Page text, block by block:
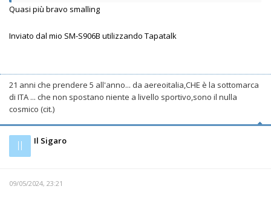
Quasi più bravo smalling
Inviato dal mio SM-S906B utilizzando Tapatalk
21 anni che prendere 5 all'anno... da aereoitalia,CHE è la sottomarca
di ITA ... che non spostano niente a livello sportivo,sono il nulla
cosmico (cit.)
Il Il Sigaro
09/05/2024, 23:21